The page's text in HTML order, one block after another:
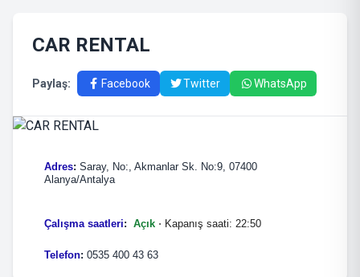
CAR RENTAL
Paylaş: Facebook Twitter WhatsApp
Adres: Saray, No:, Akmanlar Sk. No:9, 07400
Alanya/Antalya
Çalışma saatleri: Açık ⋅ Kapanış saati: 22:50
Telefon: 0535 400 43 63